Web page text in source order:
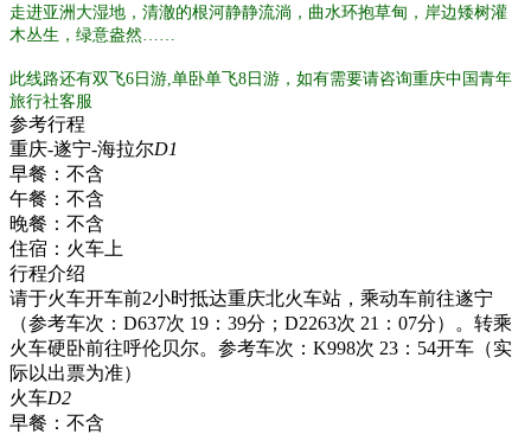
走进亚洲大湿地，清澈的根河静静流淌，曲水环抱草甸，岸边矮树灌
木丛生，绿意盎然……
此线路还有双飞6日游,单卧单飞8日游，如有需要请咨询重庆中国青年
旅行社客服
参考行程
重庆-遂宁-海拉尔D1
早餐： 不含
午餐： 不含
晚餐： 不含
住宿： 火车上
行程介绍
请于火车开车前2小时抵达重庆北火车站，乘动车前往遂宁
（参考车次：D637次 19：39分；D2263次 21：07分）。转乘
火车硬卧前往呼伦贝尔。参考车次：K998次 23：54开车（实
际以出票为准）
火车D2
早餐： 不含